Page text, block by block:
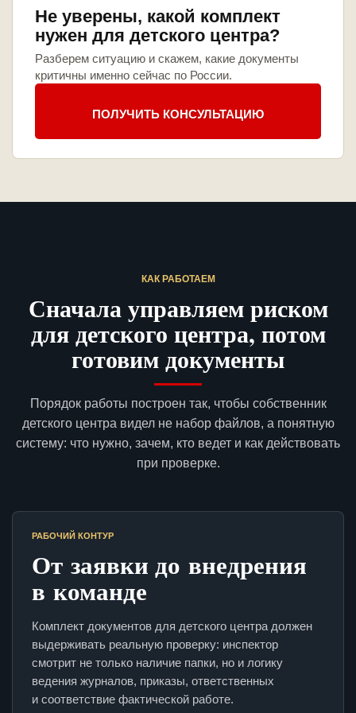
Не уверены, какой комплект
нужен для детского центра?
Разберем ситуацию и скажем, какие документы
критичны именно сейчас по России.
ПОЛУЧИТЬ КОНСУЛЬТАЦИЮ
КАК РАБОТАЕМ
Сначала управляем риском
для детского центра, потом
готовим документы
Порядок работы построен так, чтобы собственник
детского центра видел не набор файлов, а понятную
систему: что нужно, зачем, кто ведет и как действовать
при проверке.
РАБОЧИЙ КОНТУР
От заявки до внедрения
в команде
Комплект документов для детского центра должен
выдерживать реальную проверку: инспектор
смотрит не только наличие папки, но и логику
ведения журналов, приказы, ответственных
и соответствие фактической работе.